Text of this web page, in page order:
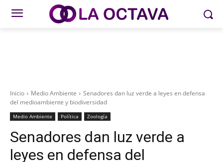
Inicio Medio Ambiente
Senadores dan luz verde a leyes en defensa
del medioambiente y biodiversidad
Medio Ambiente Política Zoología
Senadores dan luz verde a
leyes en defensa del